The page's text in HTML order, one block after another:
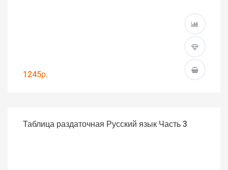
1245р.
Таблица раздаточная Русский язык Часть 3